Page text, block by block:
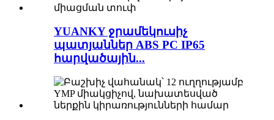
YUANKY ջրամեկուսիչ
պատյաններ ABS PC IP65
հարվածային...